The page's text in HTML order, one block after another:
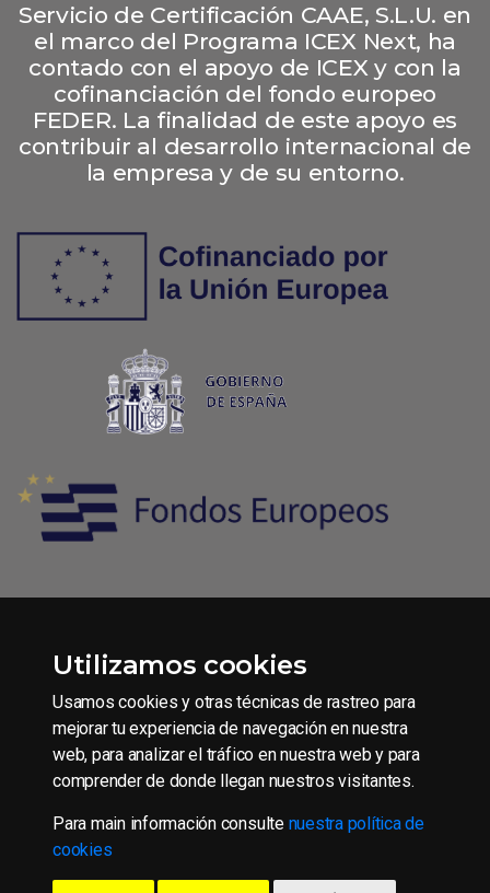
Servicio de Certificación CAAE, S.L.U. en
el marco del Programa ICEX Next, ha
contado con el apoyo de ICEX y con la
cofinanciación del fondo europeo
FEDER. La finalidad de este apoyo es
contribuir al desarrollo internacional de
la empresa y de su entorno.
Condiciones generales de contratación
Aviso legal
Política de Privacidad
Política de Cookies
Utilizamos cookies
Usamos cookies y otras técnicas de rastreo para
mejorar tu experiencia de navegación en nuestra
web, para analizar el tráfico en nuestra web y para
comprender de donde llegan nuestros visitantes.
Para main información consulte nuestra política de
cookies